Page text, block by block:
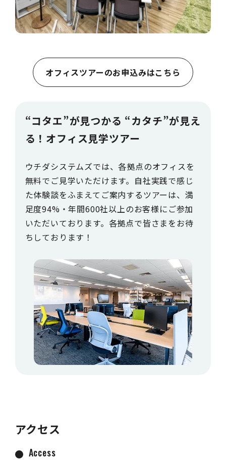
オフィスツアーのお申込みはこちら
“コタエ”が見つかる “カタチ”が見え
る！オフィス見学ツアー
ウチダシステムズでは、各拠点のオフィスを
無料でご見学いただけます。自社実践で感じ
た体験談をふまえてご案内するツアーは、満
足度94%・年間600社以上のお客様にご参加
いただいております。各拠点で皆さまをお待
ちしております！
アクセス
Access